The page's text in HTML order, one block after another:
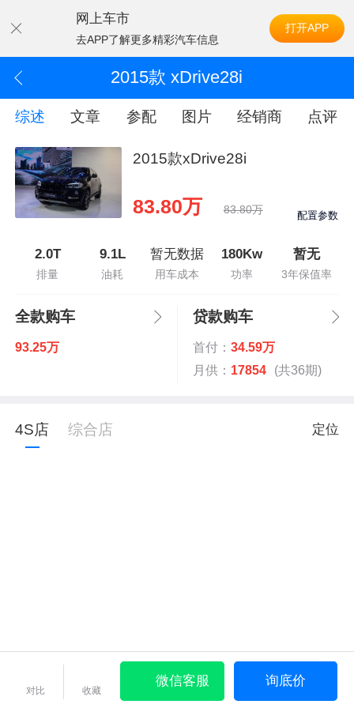
网上车市
去APP了解更多精彩汽车信息
打开APP
2015款 xDrive28i
综述 文章 参配 图片 经销商 点评
2015款xDrive28i
83.80万 83.80万 配置参数
2.0T
排量
9.1L
油耗
暂无数据
用车成本
180Kw
功率
暂无
3年保值率
全款购车
93.25万
贷款购车
首付： 34.59万
月供： 17854 (共36期)
4S店 综合店 定位
对比 收藏
微信客服 询底价